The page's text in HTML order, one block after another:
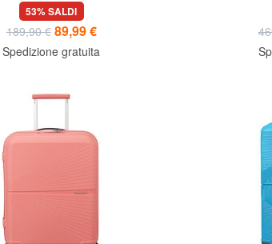
53% SALDI
189,90 € 89,99 €
Spedizione gratuita